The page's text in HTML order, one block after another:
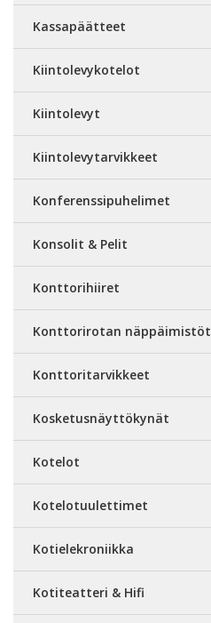
Kassapäätteet
Kiintolevykotelot
Kiintolevyt
Kiintolevytarvikkeet
Konferenssipuhelimet
Konsolit & Pelit
Konttorihiiret
Konttorirotan näppäimistöt
Konttoritarvikkeet
Kosketusnäyttökynät
Kotelot
Kotelotuulettimet
Kotielekroniikka
Kotiteatteri & Hifi